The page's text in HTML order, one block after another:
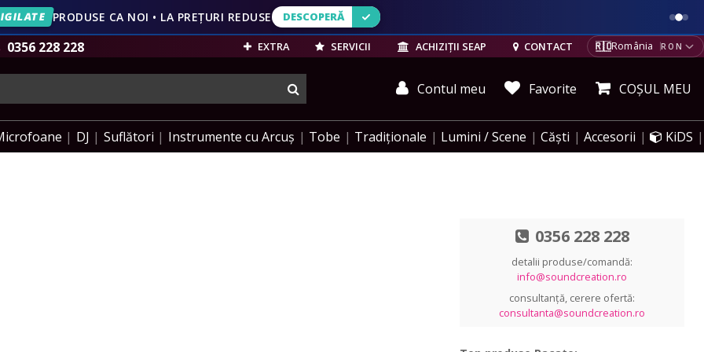
VEZI OFERTELE
PRODUSE CA NOI • LA PREȚURI REDUSE DESCOPERĂ
DESCOPERĂ
0356 228 228 EXTRA SERVICII ACHIZIȚII SEAP CONTACT 🇷🇴România RON
Contul meu Favorite COȘUL MEU
DJ Suflători Instrumente cu Arcuș Tobe Tradiționale Lumini / Scene Căști Accesorii KiDS
0356 228 228
detalii produse/comandă:
info@soundcreation.ro
consultanță, cerere ofertă:
consultanta@soundcreation.ro